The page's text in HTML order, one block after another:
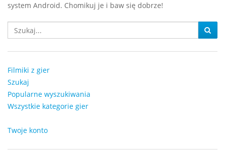
system Android. Chomikuj je i baw się dobrze!
Filmiki z gier
Szukaj
Popularne wyszukiwania
Wszystkie kategorie gier
Twoje konto